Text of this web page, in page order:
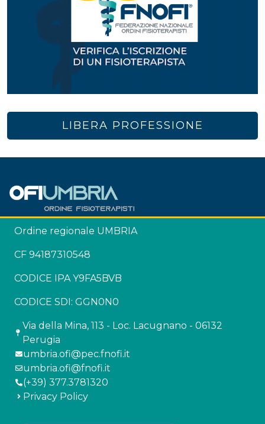
LIBERA PROFESSIONE
Ordine regionale UMBRIA
CF 94187310548
CODICE IPA Y9FA5BVB
CODICE SDI: GGN0N0
Via della Mina, 113 - Loc. Lacugnano - 06132
Perugia
umbria.ofi@pec.fnofi.it
umbria.ofi@fnofi.it
(+39) 377.3781320
Privacy Policy